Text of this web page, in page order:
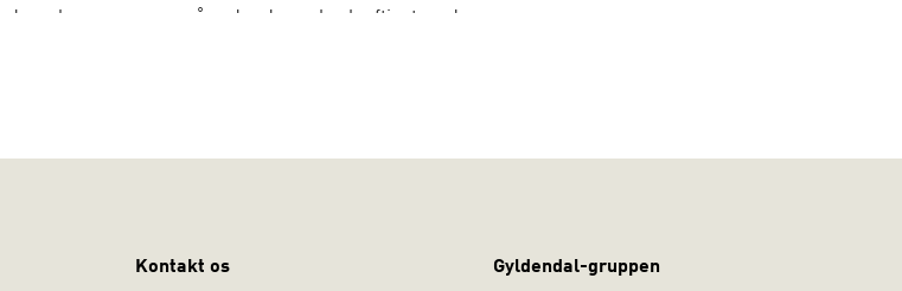
og lærere, men også andre der er beskæftiget med
Kontakt os Gyldendal-gruppen